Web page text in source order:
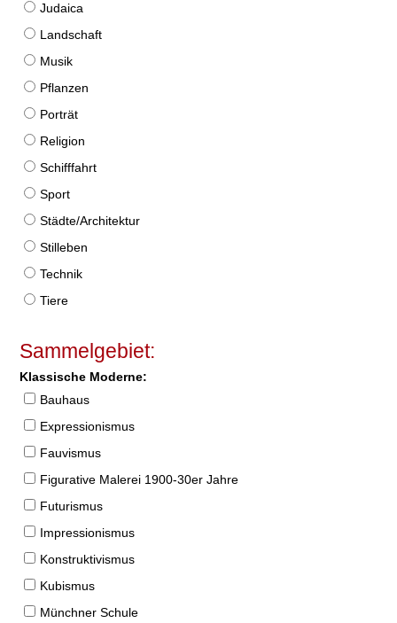
Judaica
Landschaft
Musik
Pflanzen
Porträt
Religion
Schifffahrt
Sport
Städte/Architektur
Stilleben
Technik
Tiere
Sammelgebiet:
Klassische Moderne:
Bauhaus
Expressionismus
Fauvismus
Figurative Malerei 1900-30er Jahre
Futurismus
Impressionismus
Konstruktivismus
Kubismus
Münchner Schule